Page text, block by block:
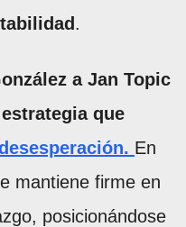
.
a Jan Topic
que
. En
mantiene firme en
posicionándose